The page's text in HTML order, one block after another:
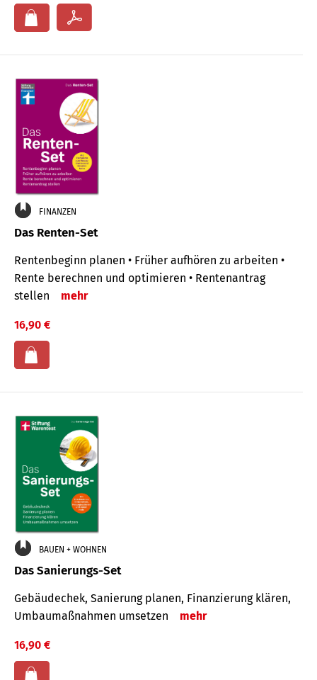
FINANZEN
Das Renten-Set
Rentenbeginn planen • Früher aufhören zu arbeiten •
Rente berechnen und optimieren • Rentenantrag
stellen
mehr
16,90 €
BAUEN + WOHNEN
Das Sanierungs-Set
Gebäudechek, Sanierung planen, Finanzierung klären,
Umbaumaßnahmen umsetzen
mehr
16,90 €